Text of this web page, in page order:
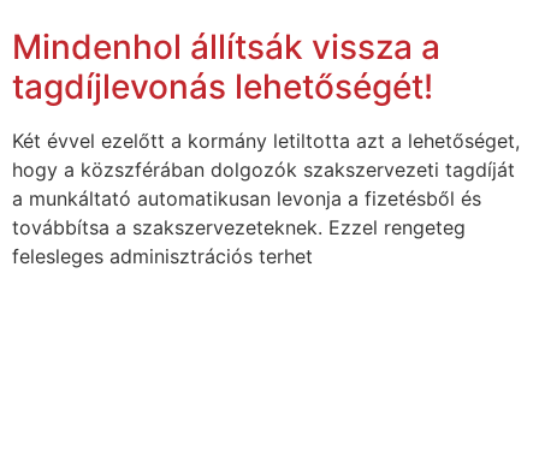
Mindenhol állítsák vissza a
tagdíjlevonás lehetőségét!
Két évvel ezelőtt a kormány letiltotta azt a lehetőséget,
hogy a közszférában dolgozók szakszervezeti tagdíját
a munkáltató automatikusan levonja a fizetésből és
továbbítsa a szakszervezeteknek. Ezzel rengeteg
felesleges adminisztrációs terhet